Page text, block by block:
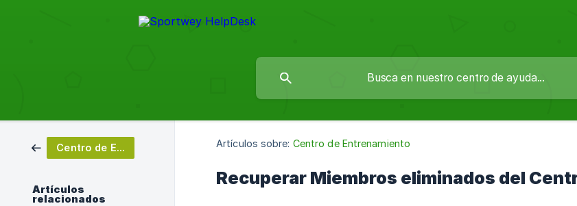
Centro de Entrenamiento
Artículos
relacionados
Artículos sobre: Centro de Entrenamiento
Recuperar Miembros eliminados del